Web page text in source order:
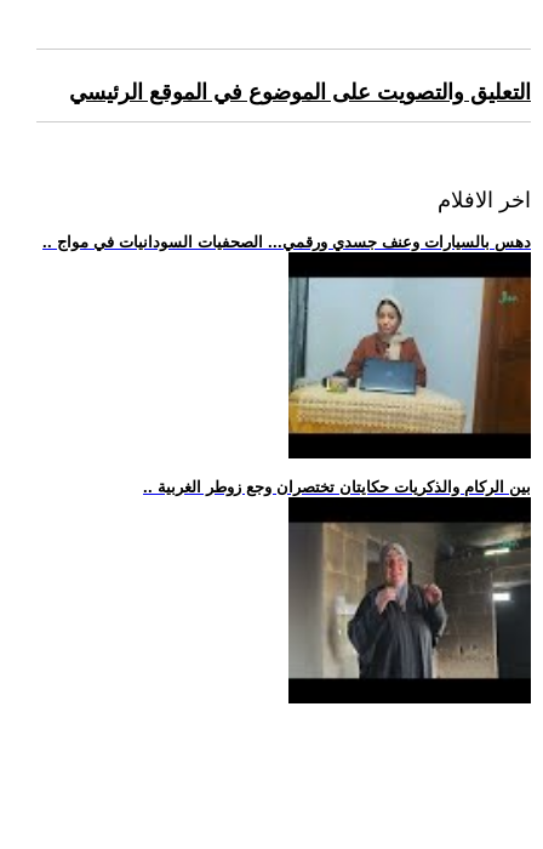
التعليق والتصويت على الموضوع في الموقع الرئيسي
اخر الافلام
.. دهس بالسيارات وعنف جسدي ورقمي... الصحفيات السودانيات في مواج
.. بين الركام والذكريات حكايتان تختصران وجع زوطر الغربية